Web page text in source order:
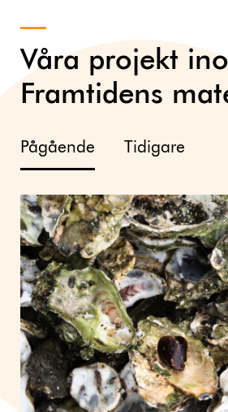
Våra projekt
Framtidens
Pågående Tidigare